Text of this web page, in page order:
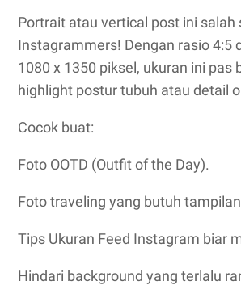
Portrait atau vertical post ini salah
Instagrammers! Dengan rasio 4:5
1080 x 1350 piksel, ukuran ini pas
highlight postur tubuh atau detail
Cocok buat:
Foto OOTD (Outfit of the Day).
Foto traveling yang butuh
Tips Ukuran Feed Instagram biar
Hindari background yang terlalu